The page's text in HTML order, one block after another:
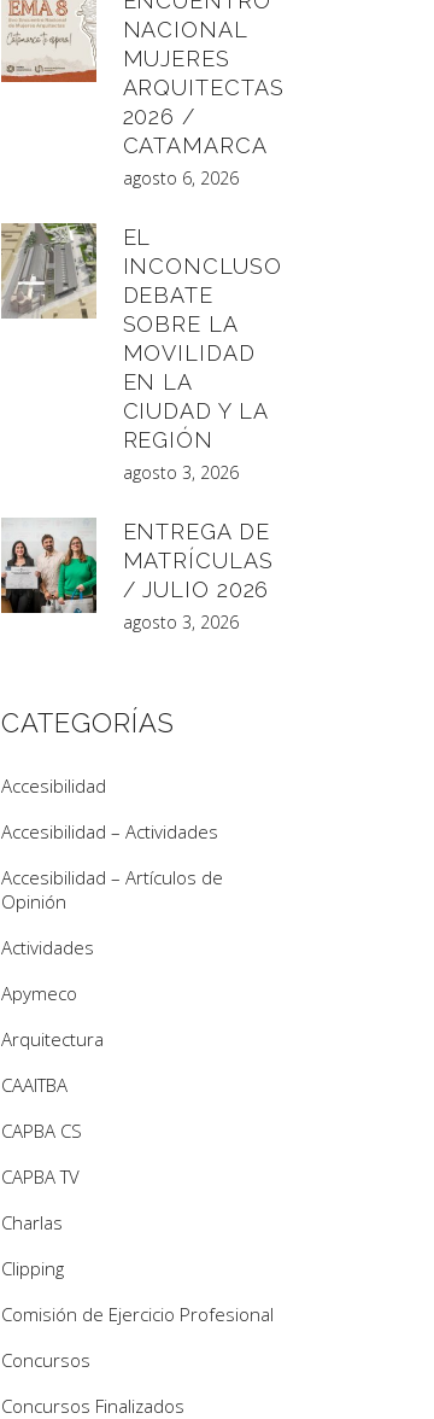
NACIONAL
MUJERES
ARQUITECTAS
2026 /
CATAMARCA
agosto 6, 2026
EL
INCONCLUSO
DEBATE
SOBRE LA
MOVILIDAD
EN LA
CIUDAD Y LA
REGIÓN
agosto 3, 2026
ENTREGA DE
MATRÍCULAS
/ JULIO 2026
agosto 3, 2026
CATEGORÍAS
Accesibilidad
Accesibilidad – Actividades
Accesibilidad – Artículos de
Opinión
Actividades
Apymeco
Arquitectura
CAAITBA
CAPBA CS
CAPBA TV
Charlas
Clipping
Comisión de Ejercicio Profesional
Concursos
Concursos Finalizados